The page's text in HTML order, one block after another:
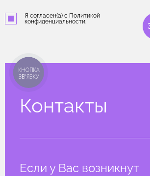
Я согласен(а) с Политикой
конфиденциальности.
Контакты
Если у Вас возникнут
КНОПКА
ЗВ'ЯЗКУ